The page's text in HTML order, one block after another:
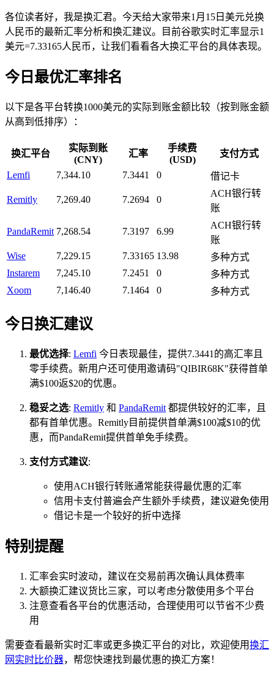
各位读者好，我是换汇君。今天给大家带来1月15日美元兑换
人民币的最新汇率分析和换汇建议。目前谷歌实时汇率显示1
美元=7.33165人民币，让我们看看各大换汇平台的具体表现。
今日最优汇率排名
以下是各平台转换1000美元的实际到账金额比较（按到账金额
从高到低排序）：
换汇平台
实际到账
(CNY)
汇率
手续费
(USD)
支付方式
Lemfi 7,344.10 7.3441 0 借记卡
Remitly 7,269.40 7.2694 0
ACH银行转
账
PandaRemit 7,268.54 7.3197 6.99
ACH银行转
账
Wise
7,229.15 7.33165 13.98
多种方式
Instarem
7,245.10 7.2451 0
多种方式
Xoom
7,146.40 7.1464 0 多种方式
今日换汇建议
最优选择: Lemfi 今日表现最佳，提供7.3441的高汇率且
零手续费。新用户还可使用邀请码"QIBIR68K"获得首单
满$100返$20的优惠。
稳妥之选: Remitly 和 PandaRemit 都提供较好的汇率，且
都有首单优惠。Remitly目前提供首单满$100减$10的优
惠，而PandaRemit提供首单免手续费。
支付方式建议:
使用ACH银行转账通常能获得最优惠的汇率
信用卡支付普遍会产生额外手续费，建议避免使用
借记卡是一个较好的折中选择
特别提醒
汇率会实时波动，建议在交易前再次确认具体费率
大额换汇建议货比三家，可以考虑分散使用多个平台
注意查看各平台的优惠活动，合理使用可以节省不少费
用
需要查看最新实时汇率或更多换汇平台的对比，欢迎使用换汇
网实时比价器，帮您快速找到最优惠的换汇方案！